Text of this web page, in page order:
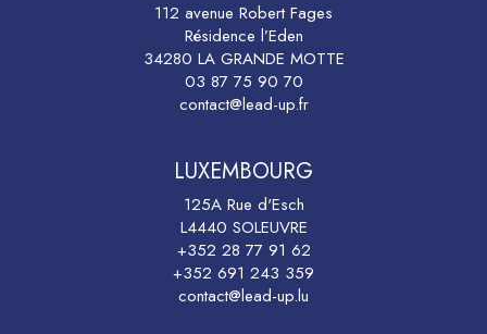
112 avenue Robert Fages
Résidence l’Eden
34280 LA GRANDE MOTTE
03 87 75 90 70
contact@lead-up.fr
LUXEMBOURG
125A Rue d'Esch
L4440 SOLEUVRE
+352 28 77 91 62
+352 691 243 359
contact@lead-up.lu